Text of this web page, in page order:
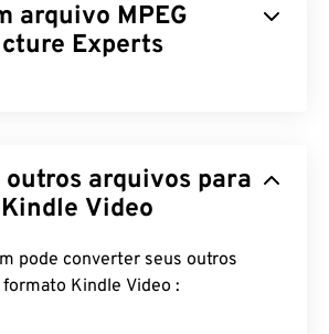
arquivo MPEG
Experts
da organização que
do formato. O formato de
arquivos pequenos de
boa. A extensão de
arquivos para
o formato Kindle Video
pode converter seus outros
arquivos para o formato Kindle Video :